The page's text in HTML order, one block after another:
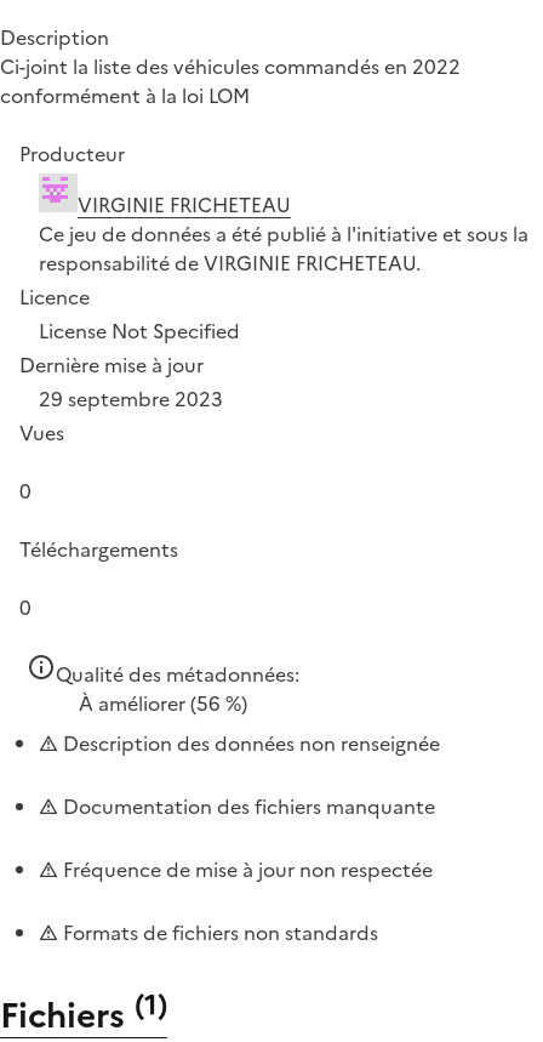
Description
Ci-joint la liste des véhicules commandés en 2022
conformément à la loi LOM
Producteur
VIRGINIE FRICHETEAU
Ce jeu de données a été publié à l'initiative et sous la
responsabilité de VIRGINIE FRICHETEAU.
Licence
License Not Specified
Dernière mise à jour
29 septembre 2023
Vues
0
Téléchargements
0
Qualité des métadonnées:
À améliorer(56 %)
Description des données non renseignée
Documentation des fichiers manquante
Fréquence de mise à jour non respectée
Formats de fichiers non standards
Fichiers (1)